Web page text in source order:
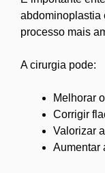
abdominoplastia
processo mais
A cirurgia pode:
Melhorar
Corrigir
Valorizar
Aumentar